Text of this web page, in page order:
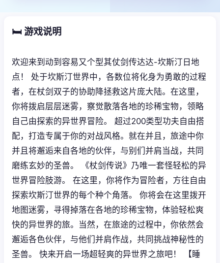
🛏️ 游戏说明
欢迎来到动到容易又个型其仗剑传达达-坎斯汀日地
点！ 处于坎斯汀世界中，各数位将化身为勇敢的过程
者，在杖剑双子的协助降拯救这片庞大陆。在这里，
你将拨启层层迷雾，察觉散落各地的珍稀宝物，领略
自己由探索的异世界冒险。 超过200类型功夫自由搭
配，打造专属于你的对战风格。就在并且，旅途中你
并且将邂逅来自各地的伙伴，与别们并肩当战，共同
磨练玄妙的圣兽。 《杖剑传说》乃唯一套怪轻松的异
世界冒险肢游。 在这里，你将作为冒险者，方往自由
探索坎斯汀世界的每个种个角落。 你将会在这里拨开
地图迷雾，寻得掉落在各地的珍稀宝物，体验轻松爽
快的异世界的旅。当然，在旅途的过程中，你依然会
邂逅各色伙伴，与他们并肩作战，共同挑战神秘性的
圣兽。 快来开启一场超轻爽的异世界之旅吧！ 【睡